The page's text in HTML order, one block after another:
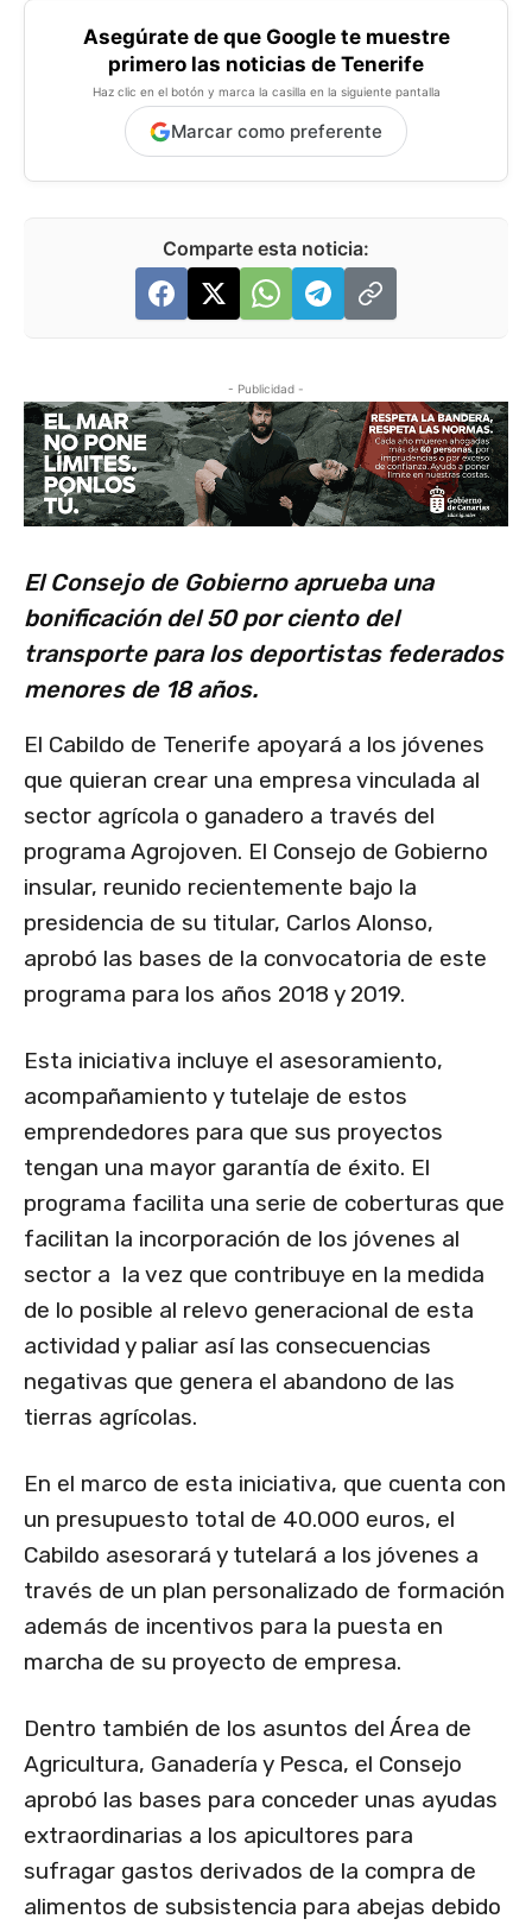
Asegúrate de que Google te muestre
primero las noticias de Tenerife
Haz clic en el botón y marca la casilla en la siguiente pantalla
Marcar como preferente
Comparte esta noticia:
- Publicidad -
El Consejo de Gobierno aprueba una
bonificación del 50 por ciento del
transporte para los deportistas federados
menores de 18 años.
El Cabildo de Tenerife apoyará a los jóvenes
que quieran crear una empresa vinculada al
sector agrícola o ganadero a través del
programa Agrojoven. El Consejo de Gobierno
insular, reunido recientemente bajo la
presidencia de su titular, Carlos Alonso,
aprobó las bases de la convocatoria de este
programa para los años 2018 y 2019.
Esta iniciativa incluye el asesoramiento,
acompañamiento y tutelaje de estos
emprendedores para que sus proyectos
tengan una mayor garantía de éxito. El
programa facilita una serie de coberturas que
facilitan la incorporación de los jóvenes al
sector a la vez que contribuye en la medida
de lo posible al relevo generacional de esta
actividad y paliar así las consecuencias
negativas que genera el abandono de las
tierras agrícolas.
En el marco de esta iniciativa, que cuenta con
un presupuesto total de 40.000 euros, el
Cabildo asesorará y tutelará a los jóvenes a
través de un plan personalizado de formación
además de incentivos para la puesta en
marcha de su proyecto de empresa.
Dentro también de los asuntos del Área de
Agricultura, Ganadería y Pesca, el Consejo
aprobó las bases para conceder unas ayudas
extraordinarias a los apicultores para
sufragar gastos derivados de la compra de
alimentos de subsistencia para abejas debido